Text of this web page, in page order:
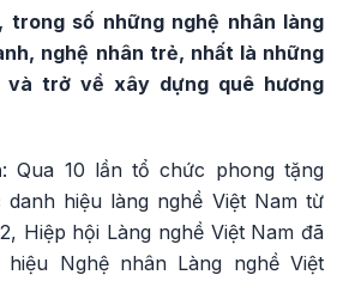
trong số những nghệ nhân làng
nghệ nhân trẻ, nhất là những
và trở về xây dựng quê hương
: Qua 10 lần tổ chức phong tặng
hiệu làng nghề Việt Nam từ
Hiệp hội Làng nghề Việt Nam đã
hiệu Nghệ nhân Làng nghề Việt